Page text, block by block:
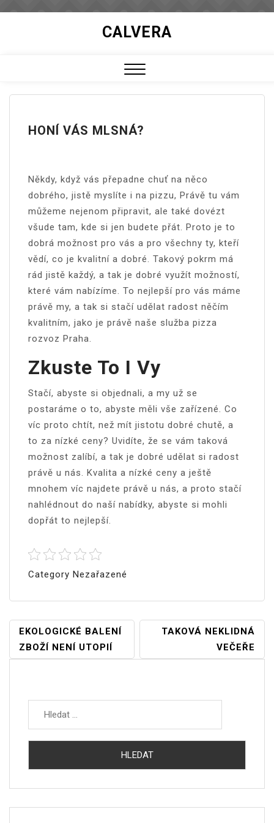
CALVERA
HONÍ VÁS MLSNÁ?
Někdy, když vás přepadne chuť na něco
dobrého, jistě myslíte i na pizzu, Právě tu vám
můžeme nejenom připravit, ale také dovézt
všude tam, kde si jen budete přát. Proto je to
dobrá možnost pro vás a pro všechny ty, kteří
vědí, co je kvalitní a dobré. Takový pokrm má
rád jistě každý, a tak je dobré využít možností,
které vám nabízíme. To nejlepší pro vás máme
právě my, a tak si stačí udělat radost něčím
kvalitním, jako je právě naše služba pizza
rozvoz Praha
Zkuste To I Vy
Stačí, abyste si objednali, a my už se
postaráme o to, abyste měli vše zařízené. Co
víc proto chtít, než mít jistotu dobré chutě, a
to za nízké ceny? Uvidíte, že se vám taková
možnost zalíbí, a tak je dobré udělat si radost
právě u nás. Kvalita a nízké ceny a ještě
mnohem víc najdete právě u nás, a proto stačí
nahlédnout do naší nabídky, abyste si mohli
dopřát to nejlepší.
Category Nezařazené
Navigace
Pro
EKOLOGICKÉ BALENÍ
ZBOŽÍ NENÍ UTOPIÍ
TAKOVÁ NEKLIDNÁ
VEČEŘE